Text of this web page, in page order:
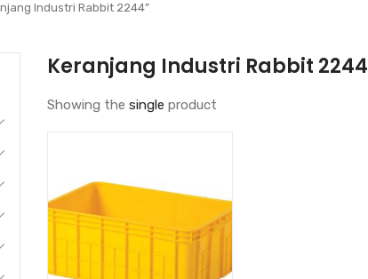
Industri Rabbit 2244”
Keranjang Industri Rabbit 2244
Showing the single product